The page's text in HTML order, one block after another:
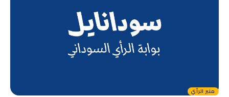
منبر الرأي